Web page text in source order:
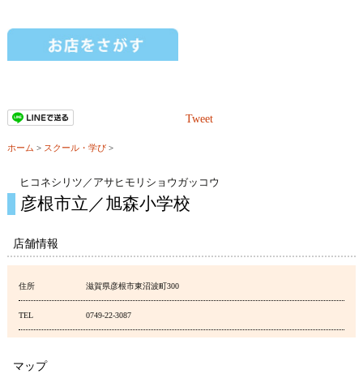
Tweet
ホーム > スクール・学び>
ヒコネシリツ／アサヒモリショウガッコウ
彦根市立／旭森小学校
店舗情報
住所 滋賀県彦根市東沼波町300
TEL 0749-22-3087
マップ